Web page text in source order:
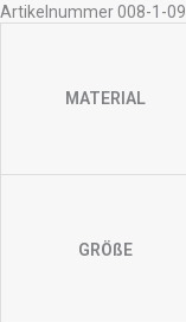
Artikelnummer 008-1-09
MATERIAL
GRÖßE